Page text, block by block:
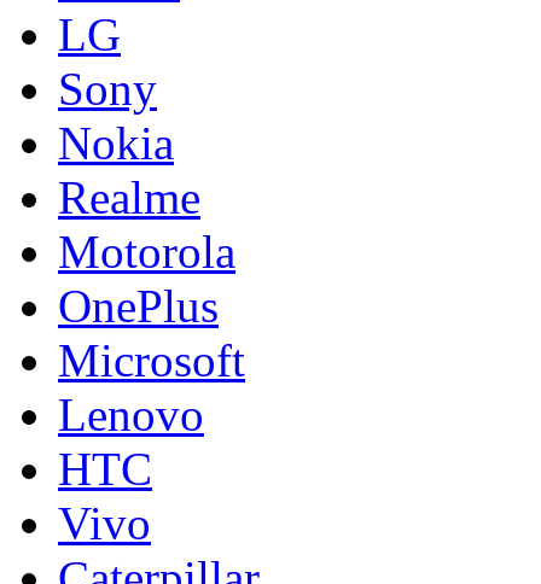
LG
Sony
Nokia
Realme
Motorola
OnePlus
Microsoft
Lenovo
HTC
Vivo